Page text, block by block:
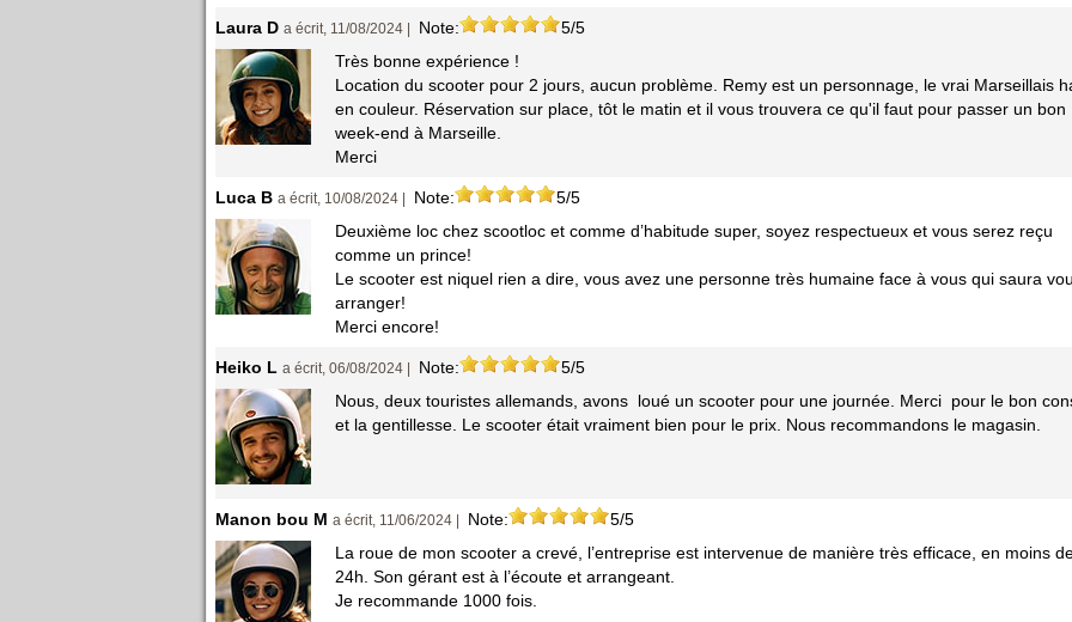
Laura D a écrit, 11/08/2024 | Note:
5/5
Très bonne expérience !
Location du scooter pour 2 jours, aucun problème. Remy est un personnage, le vrai Marseillais
en couleur. Réservation sur place, tôt le matin et il vous trouvera ce qu'il faut pour passer un bon
week-end à Marseille.
Merci
Luca B a écrit, 10/08/2024 | Note:
5/5
Deuxième loc chez scootloc et comme d’habitude super, soyez respectueux et vous serez reçu
comme un prince!
Le scooter est niquel rien a dire, vous avez une personne très humaine face à vous qui saura
arranger!
Merci encore!
Heiko L a écrit, 06/08/2024 | Note:
5/5
Nous, deux touristes allemands, avons loué un scooter pour une journée. Merci pour le bon
et la gentillesse. Le scooter était vraiment bien pour le prix. Nous recommandons le magasin.
Manon bou M a écrit, 11/06/2024 | Note:
5/5
La roue de mon scooter a crevé, l’entreprise est intervenue de manière très efficace, en moins
24h. Son gérant est à l’écoute et arrangeant.
Je recommande 1000 fois.